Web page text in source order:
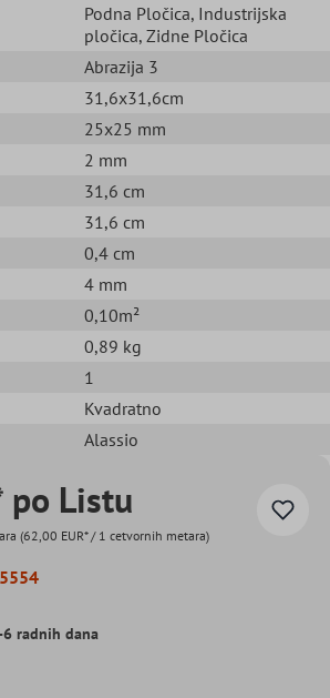
Podna Pločica, Industrijska
pločica, Zidne Pločica
Abrazija 3
31,6x31,6cm
25x25 mm
2 mm
31,6 cm
31,6 cm
0,4 cm
4 mm
0,10m²
0,89 kg
1
Kvadratno
Alassio
po Listu
(62,00 EUR* / 1 cetvornih metara)
radnih dana